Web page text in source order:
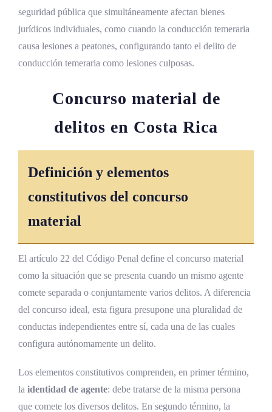
seguridad pública que simultáneamente afectan bienes
jurídicos individuales, como cuando la conducción temeraria
causa lesiones a peatones, configurando tanto el delito de
conducción temeraria como lesiones culposas.
Concurso material de
delitos en Costa Rica
Definición y elementos
constitutivos del concurso
material
El artículo 22 del Código Penal define el concurso material
como la situación que se presenta cuando un mismo agente
comete separada o conjuntamente varios delitos. A diferencia
del concurso ideal, esta figura presupone una pluralidad de
conductas independientes entre sí, cada una de las cuales
configura autónomamente un delito.
Los elementos constitutivos comprenden, en primer término,
la identidad de agente: debe tratarse de la misma persona
que comete los diversos delitos. En segundo término, la